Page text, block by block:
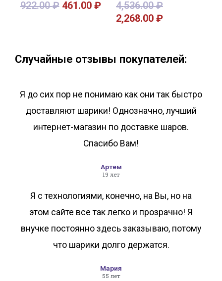
922.00₽ 461.00 ₽ 4,536.00₽
2,268.00 ₽
Случайные отзывы покупателей:
Я до сих пор не понимаю как они так быстро
доставляют шарики! Однозначно, лучший
интернет-магазин по доставке шаров.
Спасибо Вам!
Артем
19 лет
Я с технологиями, конечно, на Вы, но на
этом сайте все так легко и прозрачно! Я
внучке постоянно здесь заказываю, потому
что шарики долго держатся.
Мария
55 лет